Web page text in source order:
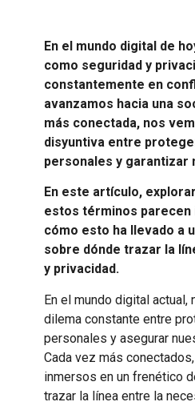
En el mundo digital de
como seguridad y
constantemente en
avanzamos hacia una
más conectada, nos
disyuntiva entre
personales y garantizar
En este artículo,
estos términos parecen
cómo esto ha llevado a
sobre dónde trazar la
y privacidad.
En el mundo digital actual,
dilema constante entre
personales y asegurar
Cada vez más
inmersos en un frenético
trazar la línea entre la